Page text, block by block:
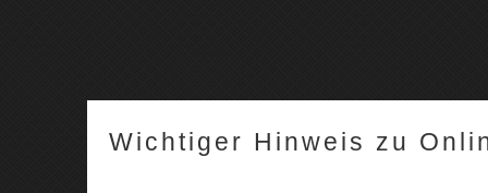
Wichtiger Hinweis zu